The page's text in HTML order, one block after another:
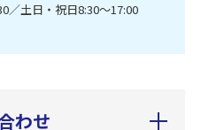
土日・祝日8:30〜17:00
わせ